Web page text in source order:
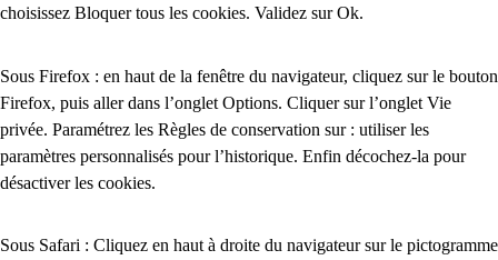
choisissez Bloquer tous les cookies. Validez sur Ok.
Sous Firefox : en haut de la fenêtre du navigateur, cliquez sur le bouton
Firefox, puis aller dans l’onglet Options. Cliquer sur l’onglet Vie
privée. Paramétrez les Règles de conservation sur : utiliser les
paramètres personnalisés pour l’historique. Enfin décochez-la pour
désactiver les cookies.
Sous Safari : Cliquez en haut à droite du navigateur sur le pictogramme